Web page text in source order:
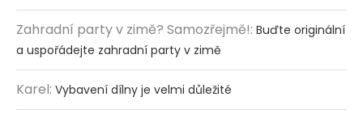
Zahradní party v zimě? Samozřejmě!: Buďte originální
a uspořádejte zahradní party v zimě
Karel: Vybavení dílny je velmi důležité